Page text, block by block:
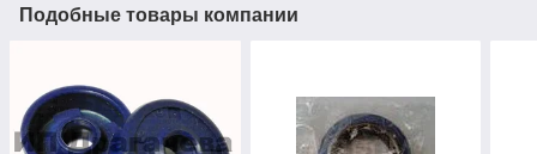
Подобные товары компании